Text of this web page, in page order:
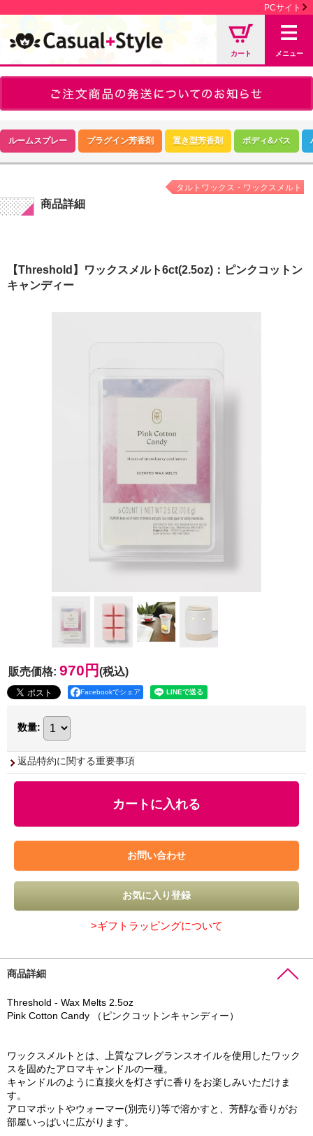
PCサイト
カート メニュー
ルームスプレー プラグイン芳香剤 置き型芳香剤 ボディ&バス
商品詳細
タルトワックス・ワックスメルト
【Threshold】ワックスメルト6ct(2.5oz)：ピンクコットン
キャンディー
販売価格: 970円 (税込)
Facebookでシェア
数量:
返品特約に関する重要事項
>ギフトラッピングについて
商品詳細
Threshold - Wax Melts 2.5oz
Pink Cotton Candy （ピンクコットンキャンディー）
ワックスメルトとは、上質なフレグランスオイルを使用したワック
スを固めたアロマキャンドルの一種。
キャンドルのように直接火を灯さずに香りをお楽しみいただけま
す。
アロマポットやウォーマー(別売り)等で溶かすと、芳醇な香りがお
部屋いっぱいに広がります。